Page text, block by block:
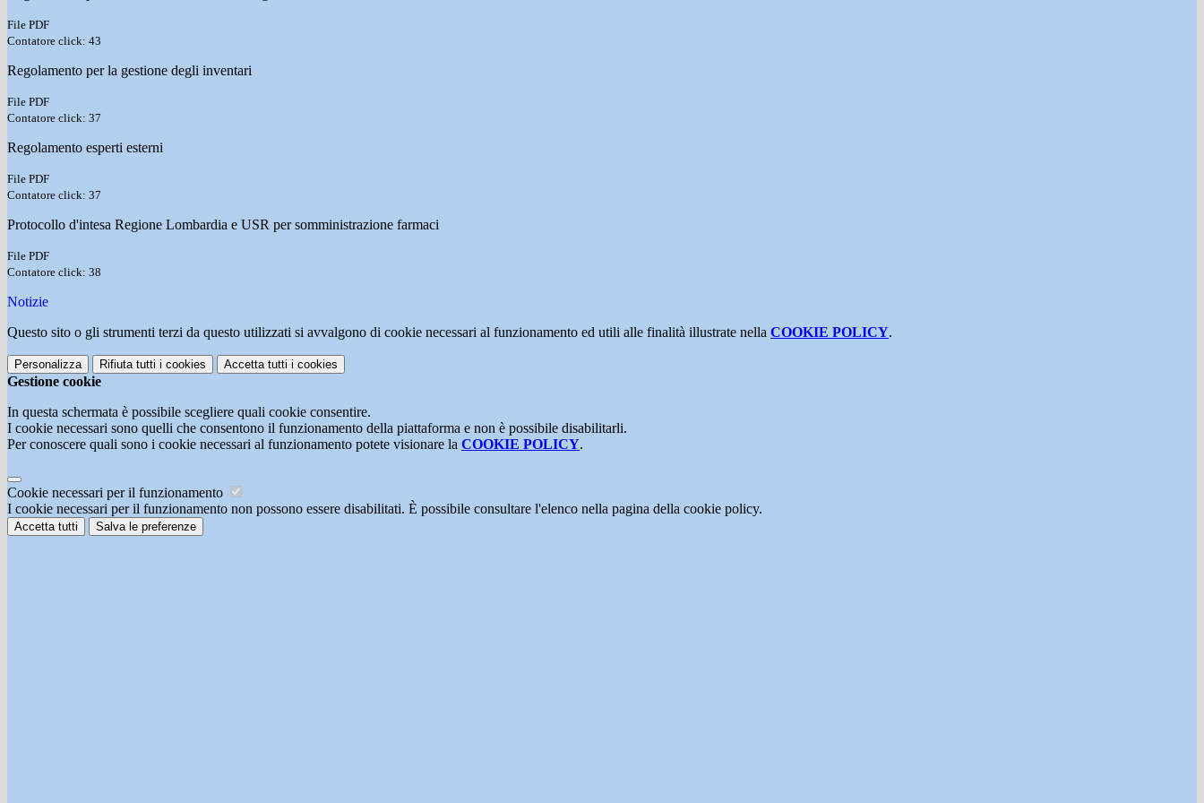
File PDF
Contatore click: 43
Regolamento per la gestione degli inventari
File PDF
Contatore click: 37
Regolamento esperti esterni
File PDF
Contatore click: 37
Protocollo d'intesa Regione Lombardia e USR per somministrazione farmaci
File PDF
Contatore click: 38
Notizie
Questo sito o gli strumenti terzi da questo utilizzati si avvalgono di cookie necessari al funzionamento ed utili alle finalità illustrate nella COOKIE POLICY.
Personalizza Rifiuta tutti i cookies Accetta tutti i cookies
Gestione cookie
In questa schermata è possibile scegliere quali cookie consentire.
I cookie necessari sono quelli che consentono il funzionamento della piattaforma e non è possibile disabilitarli.
Per conoscere quali sono i cookie necessari al funzionamento potete visionare la COOKIE POLICY.
Cookie necessari per il funzionamento
I cookie necessari per il funzionamento non possono essere disabilitati. È possibile consultare l'elenco nella pagina della cookie policy.
Accetta tutti Salva le preferenze